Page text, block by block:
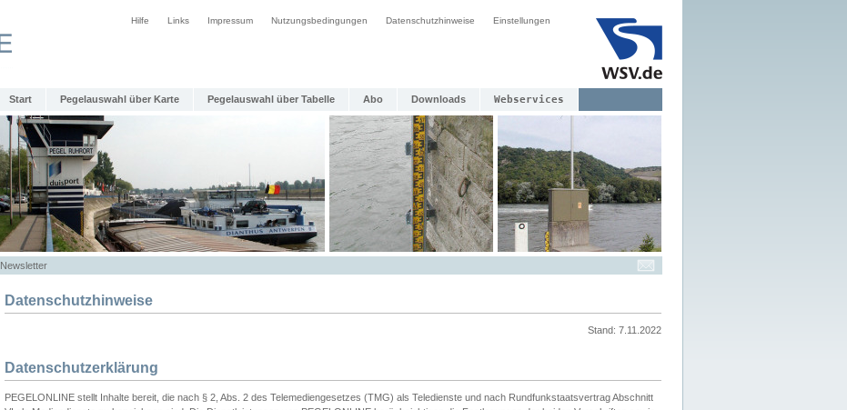
Hilfe Links Impressum Nutzungsbedingungen Datenschutzhinweise Einstellungen
Start Pegelauswahl über Karte Pegelauswahl über Tabelle Abo Downloads Webservices
Newsletter
Datenschutzhinweise
Stand: 7.11.2022
Datenschutzerklärung
PEGELONLINE stellt Inhalte bereit, die nach § 2, Abs. 2 des Telemediengesetzes (TMG) als Teledienste und nach Rundfunkstaatsvertrag Abschnitt